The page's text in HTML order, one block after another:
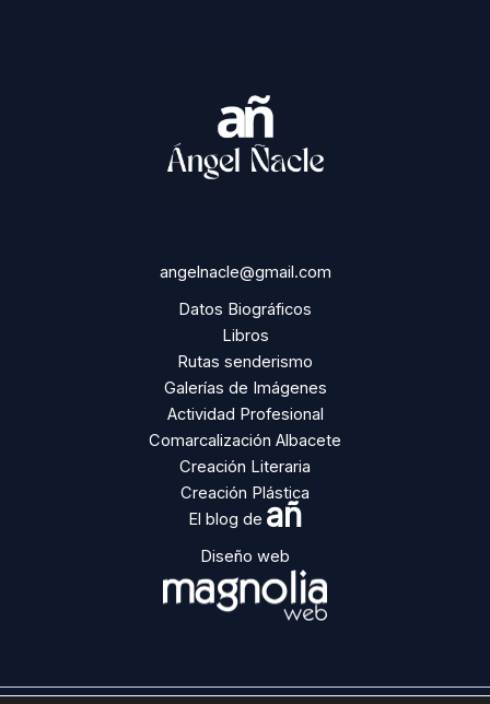
angelnacle@gmail.com
Datos Biográficos
Libros
Rutas senderismo
Galerías de Imágenes
Actividad Profesional
Comarcalización Albacete
Creación Literaria
Creación Plástica
El blog de añ
Diseño web